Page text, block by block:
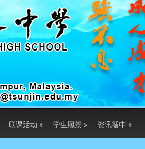
联课活动 » 学生愿景 » 资讯循中 »